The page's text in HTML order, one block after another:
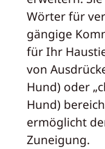
Wörter für
gängige
für Ihr
von
Hund) oder
Hund)
ermöglicht
Zuneigung.